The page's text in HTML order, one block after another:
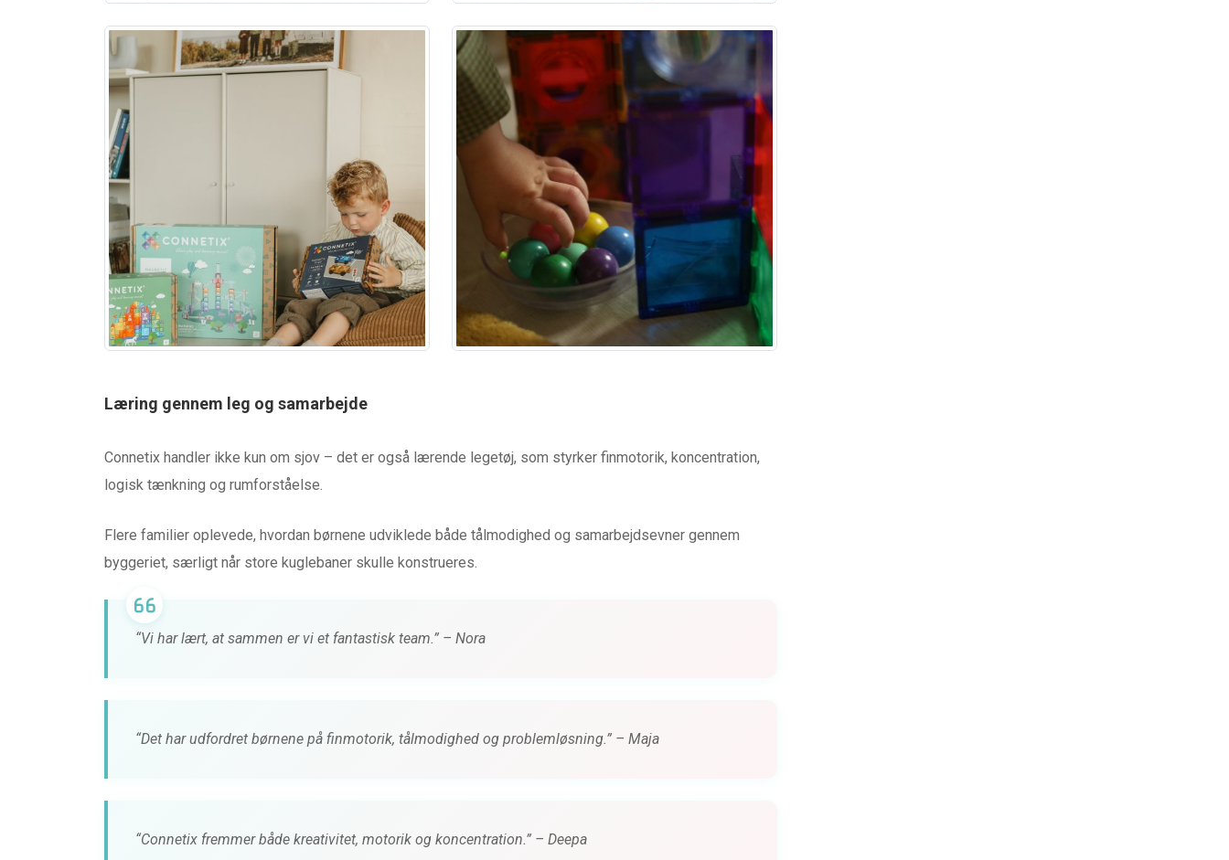
Læring gennem leg og samarbejde
Connetix handler ikke kun om sjov – det er også lærende legetøj, som styrker finmotorik, koncentration,
logisk tænkning og rumforståelse.
Flere familier oplevede, hvordan børnene udviklede både tålmodighed og samarbejdsevner gennem
byggeriet, særligt når store kuglebaner skulle konstrueres.
“Vi har lært, at sammen er vi et fantastisk team.” – Nora
“Det har udfordret børnene på finmotorik, tålmodighed og problemløsning.” – Maja
“Connetix fremmer både kreativitet, motorik og koncentration.” – Deepa